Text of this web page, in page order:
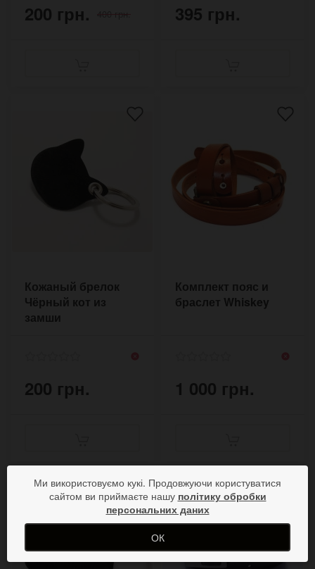
200 грн. 395 грн.
Кожаный брелок
Чёрный кот из
замши
200 грн.
Комплект пояс и
браслет Whiskey
1 000 грн.
Ми використовуємо кукі. Продовжуючи користуватися
сайтом ви приймаєте нашу політику обробки
персональних даних
ОК